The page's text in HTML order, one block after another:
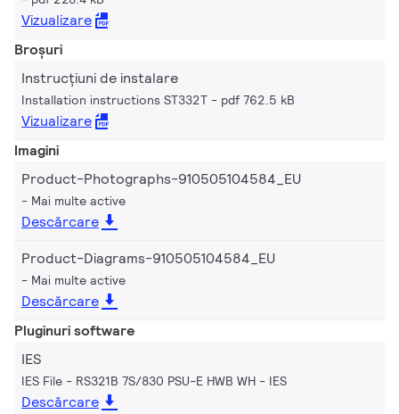
Vizualizare
Broșuri
Instrucțiuni de instalare
Installation instructions ST332T pdf 762.5 kB
Vizualizare
Imagini
Product-Photographs-910505104584_EU
Mai multe active
Descărcare
Product-Diagrams-910505104584_EU
Mai multe active
Descărcare
Pluginuri software
IES
IES File - RS321B 7S/830 PSU-E HWB WH IES
Descărcare